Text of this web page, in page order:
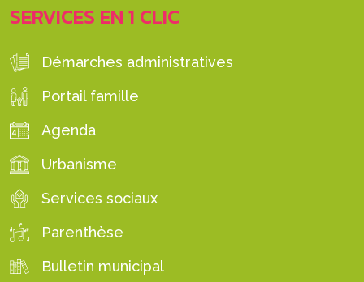
SERVICES EN 1 CLIC
Démarches administratives
Portail famille
Agenda
Urbanisme
Services sociaux
Parenthèse
Bulletin municipal